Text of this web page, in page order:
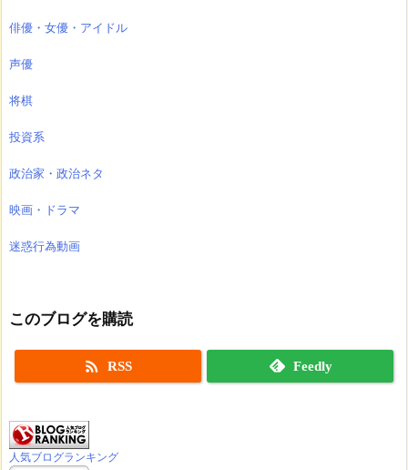
俳優・女優・アイドル
声優
将棋
投資系
政治家・政治ネタ
映画・ドラマ
迷惑行為動画
このブログを購読
 RSS Feedly
人気ブログランキング